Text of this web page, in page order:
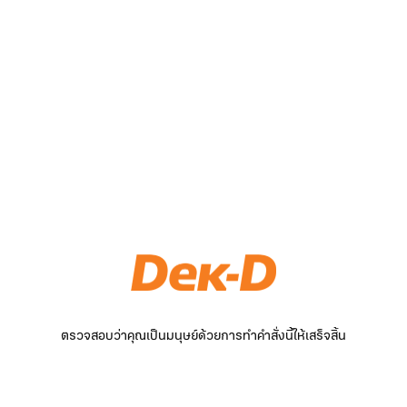
ตรวจสอบว่าคุณเป็นมนุษย์ด้วยการทำคำสั่งนี้ให้เสร็จสิ้น